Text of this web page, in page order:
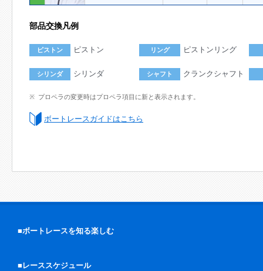
部品交換凡例
ピストン ピストン リング ピストンリング
シリンダ シリンダ シャフト クランクシャフト
プロペラの変更時はプロペラ項目に新と表示されます。
ボートレースガイドはこちら
■ボートレースを知る楽しむ
■レーススケジュール